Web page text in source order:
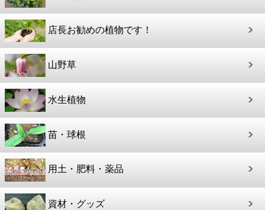
店長お勧めの植物です！
山野草
水生植物
苗・球根
用土・肥料・薬品
資材・グッズ